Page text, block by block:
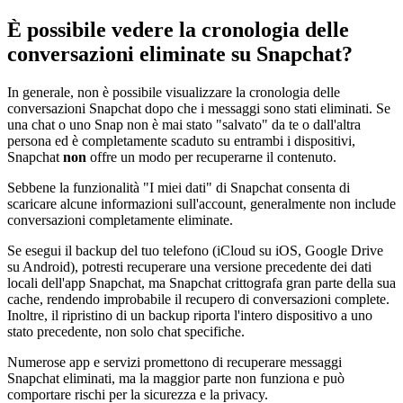
È possibile vedere la cronologia delle
conversazioni eliminate su Snapchat?
In generale, non è possibile visualizzare la cronologia delle
conversazioni Snapchat dopo che i messaggi sono stati eliminati. Se
una chat o uno Snap non è mai stato "salvato" da te o dall'altra
persona ed è completamente scaduto su entrambi i dispositivi,
Snapchat non offre un modo per recuperarne il contenuto.
Sebbene la funzionalità "I miei dati" di Snapchat consenta di
scaricare alcune informazioni sull'account, generalmente non include
conversazioni completamente eliminate.
Se esegui il backup del tuo telefono (iCloud su iOS, Google Drive
su Android), potresti recuperare una versione precedente dei dati
locali dell'app Snapchat, ma Snapchat crittografa gran parte della sua
cache, rendendo improbabile il recupero di conversazioni complete.
Inoltre, il ripristino di un backup riporta l'intero dispositivo a uno
stato precedente, non solo chat specifiche.
Numerose app e servizi promettono di recuperare messaggi
Snapchat eliminati, ma la maggior parte non funziona e può
comportare rischi per la sicurezza e la privacy.